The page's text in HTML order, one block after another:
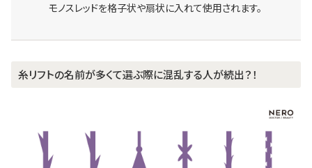
モノスレッドを格子状や扇状に入れて使用されます。
糸リフトの名前が多くて選ぶ際に混乱する人が続出？！